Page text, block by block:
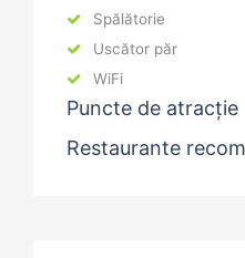
Spălătorie
Uscător păr
WiFi
Puncte de atracție
Restaurante